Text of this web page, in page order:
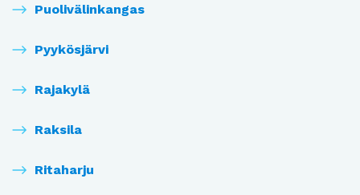
Puolivälinkangas
Pyykösjärvi
Rajakylä
Raksila
Ritaharju